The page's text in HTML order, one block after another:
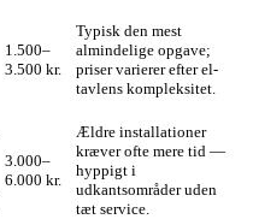
1.500–
3.500 kr.
Typisk den mest
almindelige opgave;
priser varierer efter el-
tavlens kompleksitet.
3.000–
6.000 kr.
Ældre installationer
kræver ofte mere tid —
hyppigt i
udkantsområder uden
tæt service.